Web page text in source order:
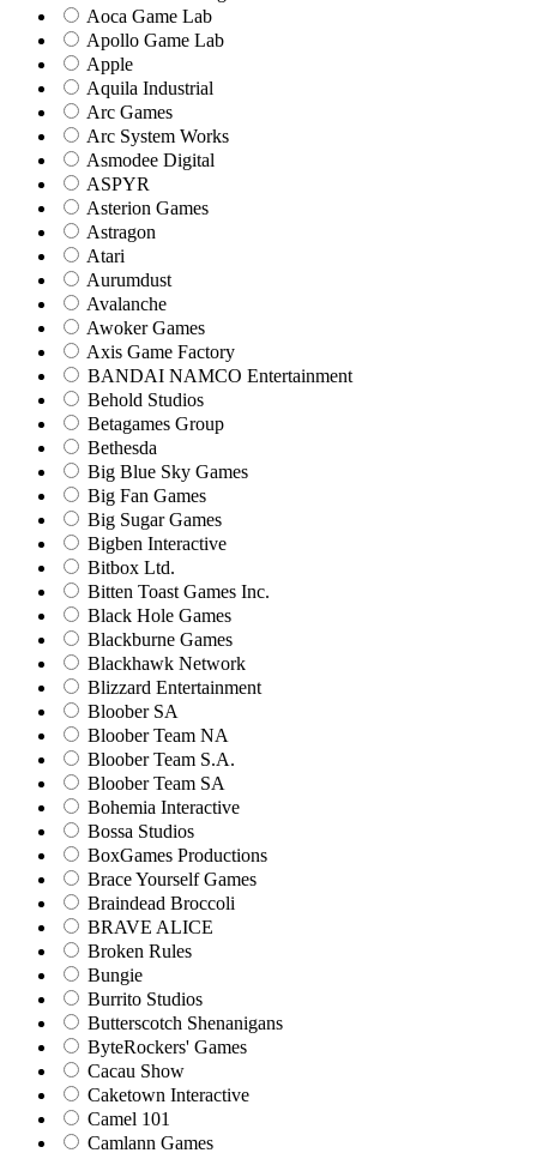
Aoca Game Lab
Apollo Game Lab
Apple
Aquila Industrial
Arc Games
Arc System Works
Asmodee Digital
ASPYR
Asterion Games
Astragon
Atari
Aurumdust
Avalanche
Awoker Games
Axis Game Factory
BANDAI NAMCO Entertainment
Behold Studios
Betagames Group
Bethesda
Big Blue Sky Games
Big Fan Games
Big Sugar Games
Bigben Interactive
Bitbox Ltd.
Bitten Toast Games Inc.
Black Hole Games
Blackburne Games
Blackhawk Network
Blizzard Entertainment
Bloober SA
Bloober Team NA
Bloober Team S.A.
Bloober Team SA
Bohemia Interactive
Bossa Studios
BoxGames Productions
Brace Yourself Games
Braindead Broccoli
BRAVE ALICE
Broken Rules
Bungie
Burrito Studios
Butterscotch Shenanigans
ByteRockers' Games
Cacau Show
Caketown Interactive
Camel 101
Camlann Games